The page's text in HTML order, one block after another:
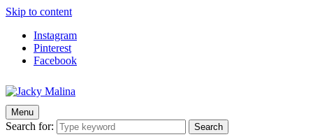
Skip to content
Instagram
Pinterest
Facebook
Jacky Malina
Der Food Blog mit einfachen und schnellen Rezepten
Menu
Search for: Search